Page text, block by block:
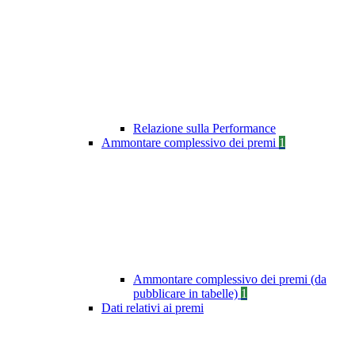
Relazione sulla Performance
Ammontare complessivo dei premi 1
Ammontare complessivo dei premi (da
pubblicare in tabelle) 1
Dati relativi ai premi